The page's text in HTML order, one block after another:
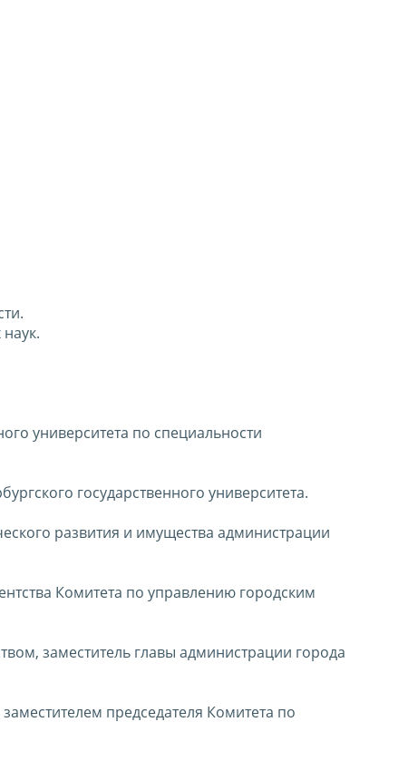
университета по специальности
государственного университета.
развития и имущества администрации
Комитета по управлению городским
заместитель главы администрации города
председателя Комитета по